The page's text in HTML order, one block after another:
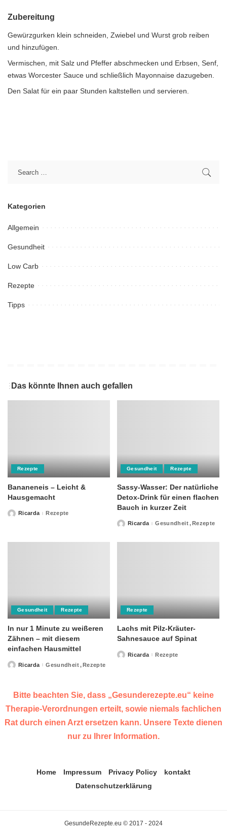
Zubereitung
Gewürzgurken klein schneiden, Zwiebel und Wurst grob reiben
und hinzufügen.
Vermischen, mit Salz und Pfeffer abschmecken und Erbsen, Senf,
etwas Worcester Sauce und schließlich Mayonnaise dazugeben.
Den Salat für ein paar Stunden kaltstellen und servieren.
Kategorien
Allgemein
Gesundheit
Low Carb
Rezepte
Tipps
Das könnte Ihnen auch gefallen
Rezepte
Bananeneis – Leicht &
Hausgemacht
PostedRicarda Rezepte
Gesundheit Rezepte
Sassy-Wasser: Der natürliche
Detox-Drink für einen flachen
Bauch in kurzer Zeit
PostedRicarda Gesundheit Rezepte
Gesundheit Rezepte
In nur 1 Minute zu weißeren
Zähnen – mit diesem
einfachen Hausmittel
PostedRicarda Gesundheit Rezepte
Rezepte
Lachs mit Pilz-Kräuter-
Sahnesauce auf Spinat
PostedRicarda Rezepte
Bitte beachten Sie, dass „Gesunderezepte.eu“ keine
Therapie-Verordnungen erteilt, sowie niemals fachlichen
Rat durch einen Arzt ersetzen kann. Unsere Texte dienen
nur zu Ihrer Information.
Home Impressum Privacy Policy
kontakt
Datenschutzerklärung
GesundeRezepte.eu © 2017 - 2024